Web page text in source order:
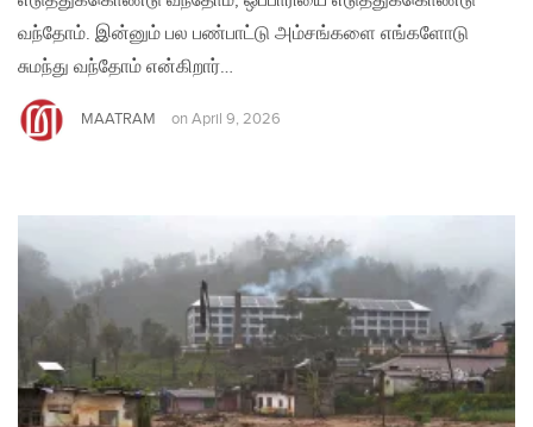
வந்தோம். இன்னும் பல பண்பாட்டு அம்சங்களை எங்களோடு
சுமந்து வந்தோம் என்கிறார்…
MAATRAM on April 9, 2026